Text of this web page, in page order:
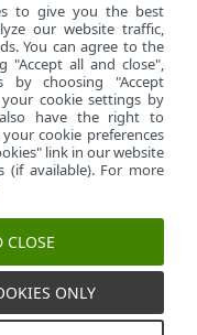
to give you the best
our website traffic,
You can agree to the
"Accept all and close",
by choosing "Accept
cookie settings by
also have the right to
cookie preferences
link in our website
available). For more
CLOSE
ONLY